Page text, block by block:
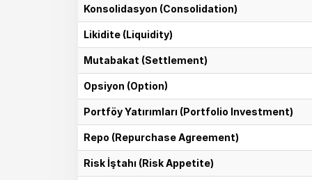
Konsolidasyon (Consolidation)
Likidite (Liquidity)
Mutabakat (Settlement)
Opsiyon (Option)
Portföy Yatırımları (Portfolio Investment)
Repo (Repurchase Agreement)
Risk İştahı (Risk Appetite)